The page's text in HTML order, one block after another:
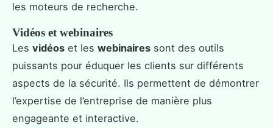
les moteurs de recherche.
Vidéos et webinaires
Les vidéos et les webinaires sont des outils
puissants pour éduquer les clients sur différents
aspects de la sécurité. Ils permettent de démontrer
l’expertise de l’entreprise de manière plus
engageante et interactive.